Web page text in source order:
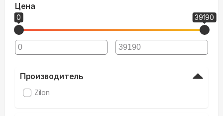
Цена
0 39190
Производитель
Zilon